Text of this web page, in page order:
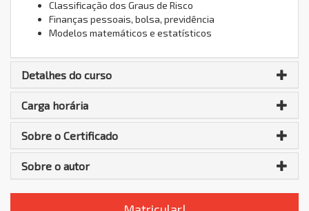
Classificação dos Graus de Risco
Finanças pessoais, bolsa, previdência
Modelos matemáticos e estatísticos
Detalhes do curso
Carga horária
Sobre o Certificado
Sobre o autor